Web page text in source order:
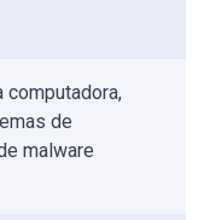
computadora,
de
malware